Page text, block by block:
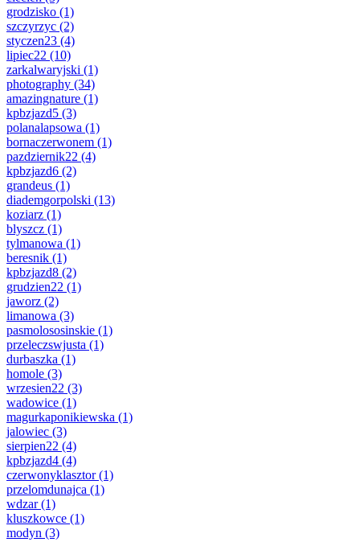
grodzisko (1)
szczyrzyc (2)
styczen23 (4)
lipiec22 (10)
zarkalwaryjski (1)
photography (34)
amazingnature (1)
kpbzjazd5 (3)
polanalapsowa (1)
bornaczerwonem (1)
pazdziernik22 (4)
kpbzjazd6 (2)
grandeus (1)
diademgorpolski (13)
koziarz (1)
blyszcz (1)
tylmanowa (1)
beresnik (1)
kpbzjazd8 (2)
grudzien22 (1)
jaworz (2)
limanowa (3)
pasmolososinskie (1)
przeleczswjusta (1)
durbaszka (1)
homole (3)
wrzesien22 (3)
wadowice (1)
magurkaponikiewska (1)
jalowiec (3)
sierpien22 (4)
kpbzjazd4 (4)
czerwonyklasztor(1)
przelomdunajca (1)
wdzar(1)
kluszkowce (1)
modyn (3)